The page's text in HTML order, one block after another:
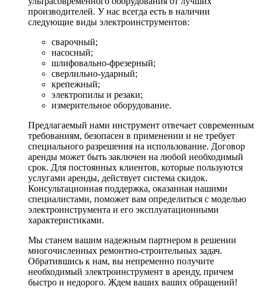
производителей. У нас всегда есть в наличии
следующие виды электроинструментов:
сварочный;
насосный;
шлифовально-фрезерный;
сверлильно-ударный;
крепежный;
электропилы и резаки;
измерительное оборудование.
Предлагаемый нами инструмент отвечает современным
требованиям, безопасен в применении и не требует
специального разрешения на использование. Договор
аренды может быть заключен на любой необходимый
срок. Для постоянных клиентов, которые пользуются
услугами аренды, действует система скидок.
Консультационная поддержка, оказанная нашими
специалистами, поможет вам определиться с моделью
электроинструмента и его эксплуатационными
характеристиками.
Мы станем вашим надежным партнером в решении
многочисленных ремонтно-строительных задач.
Обратившись к нам, вы непременно получите
необходимый электроинструмент в аренду, причем
быстро и недорого. Ждем ваших ваших обращений!